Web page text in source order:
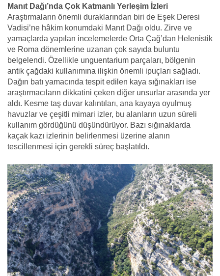
Manıt Dağı’nda Çok Katmanlı Yerleşim İzleri
Araştırmaların önemli duraklarından biri de Eşek Deresi
Vadisi’ne hâkim konumdaki Manıt Dağı oldu. Zirve ve
yamaçlarda yapılan incelemelerde Orta Çağ’dan Helenistik
ve Roma dönemlerine uzanan çok sayıda buluntu
belgelendi. Özellikle unguentarium parçaları, bölgenin
antik çağdaki kullanımına ilişkin önemli ipuçları sağladı.
Dağın batı yamacında tespit edilen kaya sığınakları ise
araştırmacıların dikkatini çeken diğer unsurlar arasında yer
aldı. Kesme taş duvar kalıntıları, ana kayaya oyulmuş
havuzlar ve çeşitli mimari izler, bu alanların uzun süreli
kullanım gördüğünü düşündürüyor. Bazı sığınaklarda
kaçak kazı izlerinin belirlenmesi üzerine alanın
tescillenmesi için gerekli süreç başlatıldı.